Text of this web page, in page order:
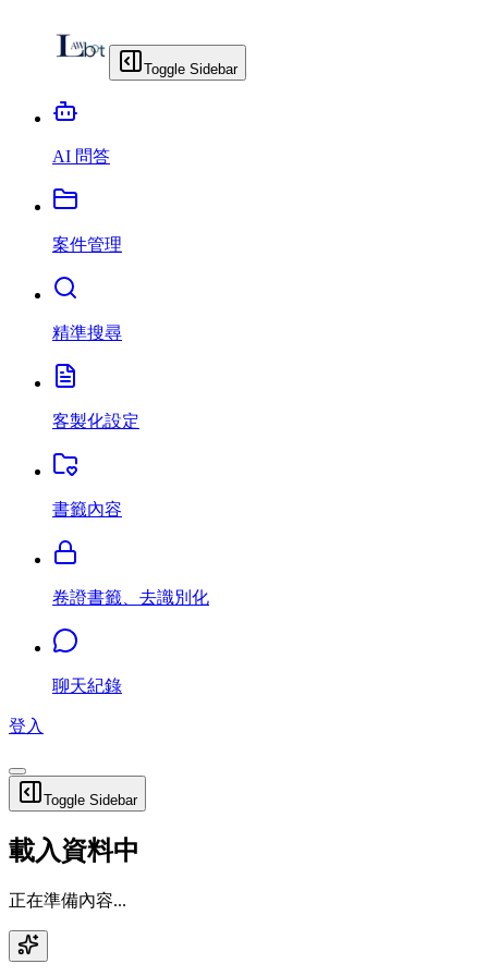
Toggle Sidebar
AI 問答
案件管理
精準搜尋
客製化設定
書籤內容
卷證書籤、去識別化
聊天紀錄
登入
Toggle Sidebar
載入資料中
正在準備內容...